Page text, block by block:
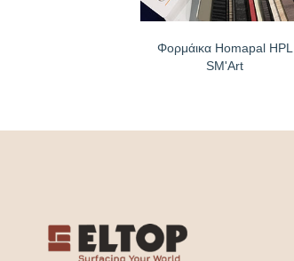
Φορμάικα Homapal HPL
SM'Art